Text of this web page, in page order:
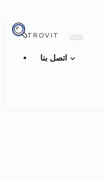
TROVIT